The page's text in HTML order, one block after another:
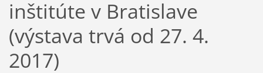
inštitúte v Bratislave
(výstava trvá od 27. 4.
2017)